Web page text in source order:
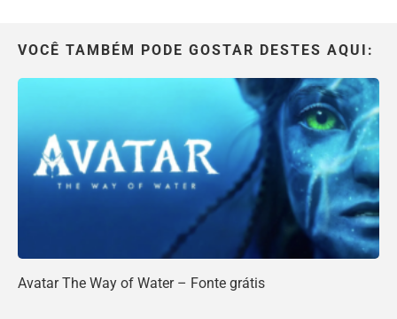
VOCÊ TAMBÉM PODE GOSTAR DESTES AQUI:
Avatar The Way of Water – Fonte grátis